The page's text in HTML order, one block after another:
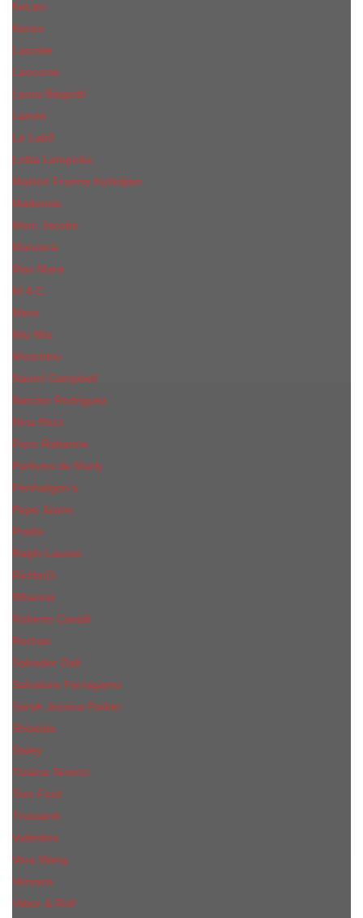
КиLian
Kenzo
Lacoste
Lancome
Laura Biagiotti
Lanvin
Lе Lab0
Lolita Lempicka
Maison Francis Kurkdjian
Madonna
Marc Jacobs
Mancera
Max Mara
M.А.C.
Mexx
Miu Miu
Mоsсhino
Naomi Campbell
Narciso Rodriguez
Nina Ricci
Paco Rabanne
Parfums de Marly
Penhaligon's
Pepe Jeans
Prada
Ralph Lauren
RicHarD
Rihanna
Roberto Cavalli
Rochas
Salvador Dali
Salvatore Ferragamo
Sarah Jessica Parker
Shiseido
Sisley
Tiziana Terenzi
Tom Ford
Trussardi
Valentino
Vera Wang
Versace
Viktor & Rolf